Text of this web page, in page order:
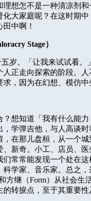
理想怎不是一种清凉剂
化大家庭呢？在这时期
中啊！
Stage）
岁。「让我来试试看
人正走向探索的阶段。
求，因为在幻想、模仿
？想知道「我有什么能
，学弹吉他，与人高谈
，在那儿盘桓，从一个
、新奇。小工、店员、
们常常能发现一个处在
科学家、音乐家。总之
方继（Form）从社会生
的转捩点，至于其重要